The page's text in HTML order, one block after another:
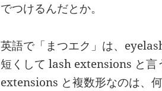
でつけるんだとか。
英語で「まつエク」は、
短くして lash extensions と言
extensions と複数形なのは、何